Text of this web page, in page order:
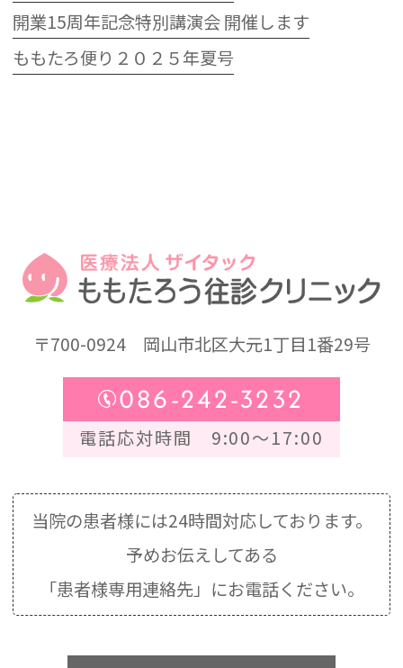
開業15周年記念特別講演会 開催します
ももたろ便り２０２５年夏号
〒700-0924岡山市北区大元1丁目1番29号
086-242-3232
電話応対時間 9:00～17:00
当院の患者様には24時間対応しております。
予めお伝えしてある
「患者様専用連絡先」にお電話ください。